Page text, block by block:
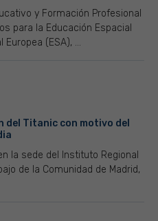
y Formación Profesional
para la Educación Espacial
Europea (ESA), ...
del Titanic con motivo del
la sede del Instituto Regional
de la Comunidad de Madrid,